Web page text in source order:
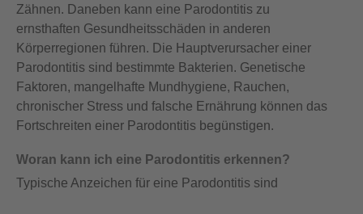
Zähnen. Daneben kann eine Parodontitis zu
ernsthaften Gesundheitsschäden in anderen
Körperregionen führen. Die Hauptverursacher einer
Parodontitis sind bestimmte Bakterien. Genetische
Faktoren, mangelhafte Mundhygiene, Rauchen,
chronischer Stress und falsche Ernährung können das
Fortschreiten einer Parodontitis begünstigen.
Woran kann ich eine Parodontitis erkennen?
Typische Anzeichen für eine Parodontitis sind